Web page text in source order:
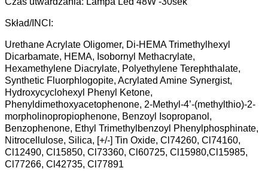
Skład/INCI:
Urethane Acrylate Oligomer, Di-HEMA Trimethylhexyl
Dicarbamate, HEMA, Isobornyl Methacrylate,
Hexamethylene Diacrylate, Polyethylene Terephthalate,
Synthetic Fluorphlogopite, Acrylated Amine Synergist,
Hydroxycyclohexyl Phenyl Ketone,
Phenyldimethoxyacetophenone, 2-Methyl-4’-(methylthio)-2-
morpholinopropiophenone, Benzoyl Isopropanol,
Benzophenone, Ethyl Trimethylbenzoyl Phenylphosphinate,
Nitrocellulose, Silica, [+/-] Tin Oxide, Cl74260, Cl74160,
Cl12490, Cl15850, Cl73360, Cl60725, Cl15980,Cl15985,
Cl77266, Cl42735, Cl77891